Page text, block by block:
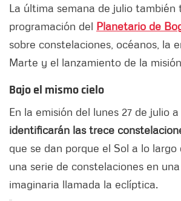
La última semana de julio también
programación del Planetario de
sobre constelaciones, océanos, la
Marte y el lanzamiento de la
Bajo el mismo cielo
En la emisión del lunes 27 de julio a
identificarán las trece
que se dan porque el Sol a lo
una serie de constelaciones en
imaginaria llamada la eclíptica.